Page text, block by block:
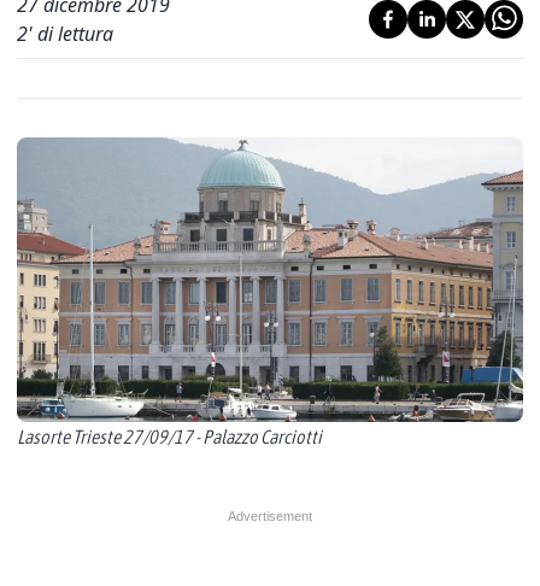
2' di lettura
Lasorte Trieste 27/09/17 - Palazzo Carciotti